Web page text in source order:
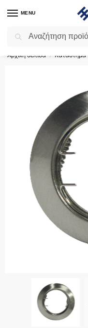
MENU
Flash Sale ⚡ 10%
Αρχική σελίδα / Κατάστημα